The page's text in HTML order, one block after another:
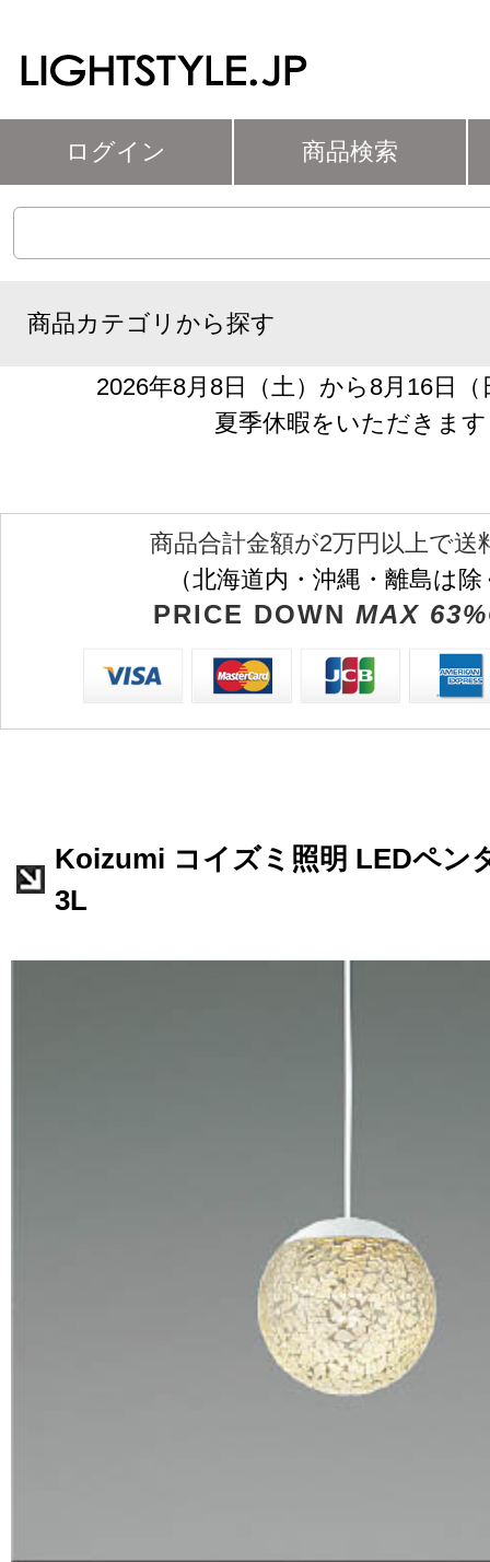
ログイン 商品検索
商品カテゴリから探す
2026年8月8日（土）から8月16日
夏季休暇をいただきます
商品合計金額が2万円以上で送
（北海道内・沖縄・離島は
PRICE DOWN MAX
Koizumi コイズミ照明 LEDペン
3L